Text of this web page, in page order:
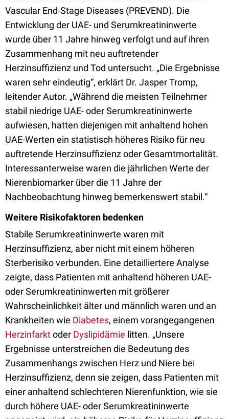
Vascular End-Stage Diseases (PREVEND). Die
Entwicklung der UAE- und Serumkreatininwerte
wurde über 11 Jahre hinweg verfolgt und auf ihren
Zusammenhang mit neu auftretender
Herzinsuffizienz und Tod untersucht. „Die Ergebnisse
waren sehr eindeutig“, erklärt Dr. Jasper Tromp,
leitender Autor. „Während die meisten Teilnehmer
stabil niedrige UAE- oder Serumkreatininwerte
aufwiesen, hatten diejenigen mit anhaltend hohen
UAE-Werten ein statistisch höheres Risiko für neu
auftretende Herzinsuffizienz oder Gesamtmortalität.
Interessanterweise waren die jährlichen Werte der
Nierenbiomarker über die 11 Jahre der
Nachbeobachtung hinweg bemerkenswert stabil.“
Weitere Risikofaktoren bedenken
Stabile Serumkreatininwerte waren mit
Herzinsuffizienz, aber nicht mit einem höheren
Sterberisiko verbunden. Eine detailliertere Analyse
zeigte, dass Patienten mit anhaltend höheren UAE-
oder Serumkreatininwerten mit größerer
Wahrscheinlichkeit älter und männlich waren und an
Krankheiten wie Diabetes, einem vorangegangenen
Herzinfarktoder Dyslipidämie litten. „Unsere
Ergebnisse unterstreichen die Bedeutung des
Zusammenhangs zwischen Herz und Niere bei
Herzinsuffizienz, denn sie zeigen, dass Patienten mit
einer anhaltend schlechteren Nierenfunktion, wie sie
durch höhere UAE- oder Serumkreatininwerte